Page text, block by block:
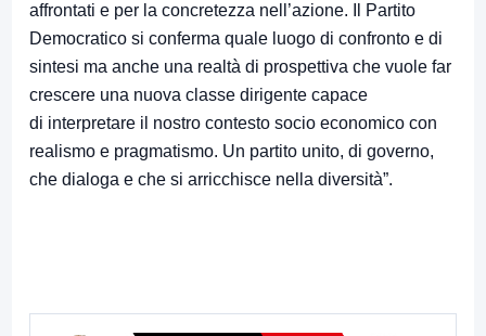
affrontati e per la concretezza nell’azione. Il Partito
Democratico si conferma quale luogo di confronto e di
sintesi ma anche una realtà di prospettiva che vuole far
crescere una nuova classe dirigente capace
di interpretare il nostro contesto socio economico con
realismo e pragmatismo. Un partito unito, di governo,
che dialoga e che si arricchisce nella diversità”.